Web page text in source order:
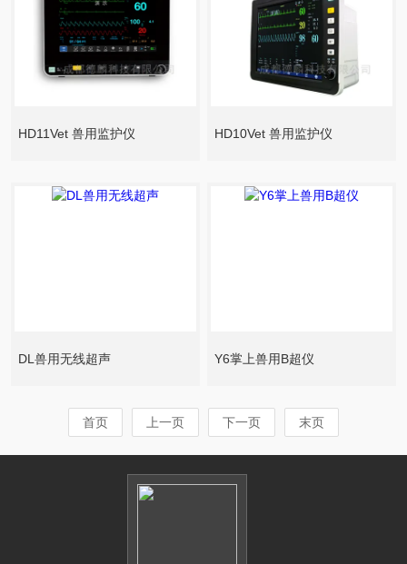
HD11Vet 兽用监护仪 HD10Vet 兽用监护仪
DL兽用无线超声 Y6掌上兽用B超仪
首页 上一页 下一页 末页